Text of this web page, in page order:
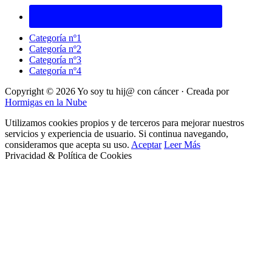
Categoría nº1
Categoría nº2
Categoría nº3
Categoría nº4
Copyright © 2026 Yo soy tu hij@ con cáncer · Creada por
Hormigas en la Nube
Utilizamos cookies propios y de terceros para mejorar nuestros
servicios y experiencia de usuario. Si continua navegando,
consideramos que acepta su uso. Aceptar Leer Más
Privacidad & Política de Cookies